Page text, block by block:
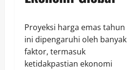
Proyeksi harga emas tahun
ini dipengaruhi oleh banyak
faktor, termasuk
ketidakpastian ekonomi